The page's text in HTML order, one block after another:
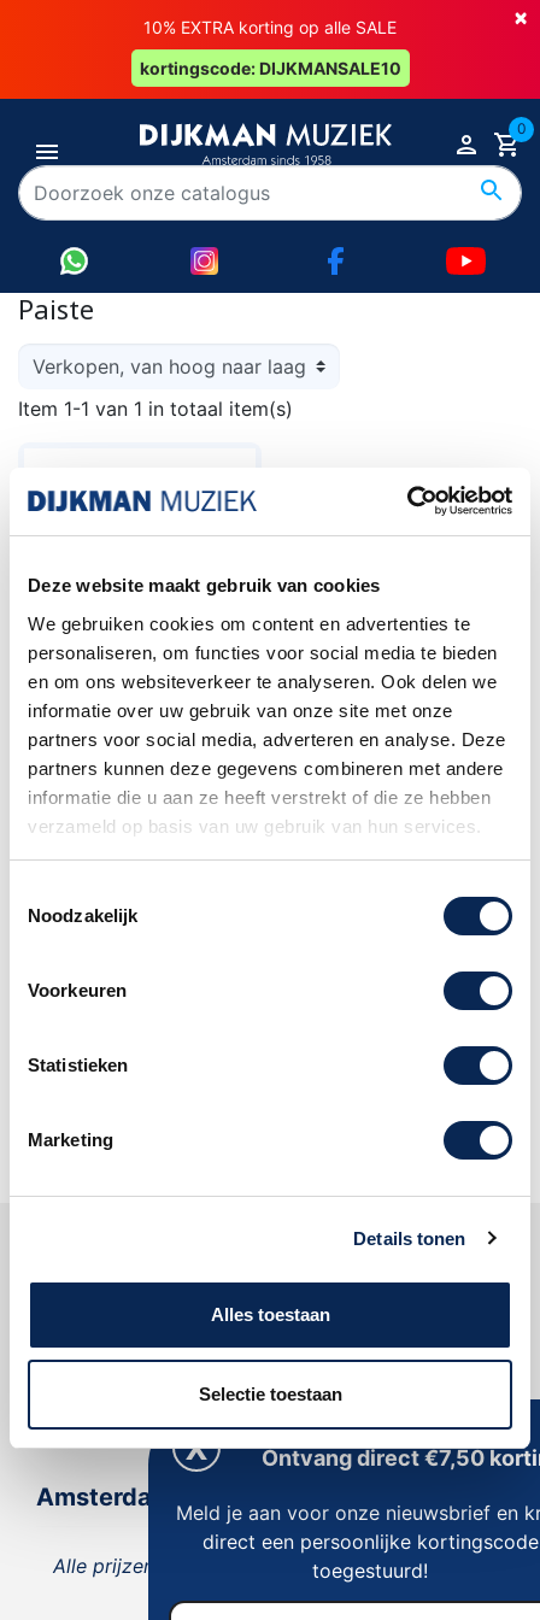
Deze website maakt gebruik van cookies
We gebruiken cookies om content en advertenties te
personaliseren, om functies voor social media te bieden
en om ons websiteverkeer te analyseren. Ook delen we
informatie over uw gebruik van onze site met onze
partners voor social media, adverteren en analyse. Deze
partners kunnen deze gegevens combineren met andere
informatie die u aan ze heeft verstrekt of die ze hebben
verzameld op basis van uw gebruik van hun services.
Noodzakelijk
Voorkeuren
Statistieken
Marketing
Details tonen
Alles toestaan
Selectie toestaan
×
10% EXTRA korting op alle SALE
kortingscode: DIJKMANSALE10
0
Paiste
Item 1-1 van 1 in totaal item(s)
Paiste PST5 Universal
Bekkenset
Prijs
€ 494,00
Item 1-1 van 1 in totaal item(s)
Terug naar boven
abonneer u op onze nieuwsbrief!
Dijkman Muziek
Amsterdam
Alle prijzen zijn inclusief 21% BTW, tenzij anders
vermeld.
Ontvang direct €7,50
Meld je aan voor onze nieuwsbrief en
direct een persoonlijke kortingscode
toegestuurd!